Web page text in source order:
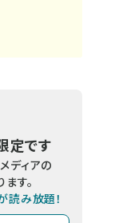
定です
ディアの
す。
読み放題！